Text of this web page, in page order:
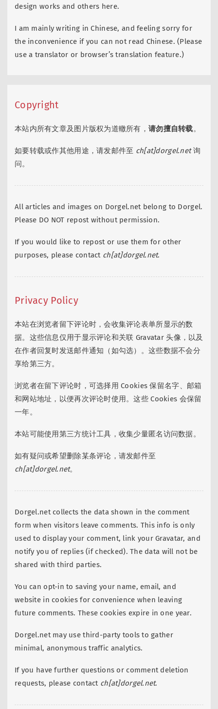
design works and others here.
I am mainly writing in Chinese, and feeling sorry for
the inconvenience if you can not read Chinese. (Please
use a translator or browser’s translation feature.)
Copyright
本站内所有文章及图片版权为道轍所有，请勿擅自转载。
如要转载或作其他用途，请发邮件至 ch[at]dorgel.net询
问。
All articles and images on Dorgel.net belong to Dorgel.
Please DO NOT repost without permission.
If you would like to repost or use them for other
purposes, please contact ch[at]dorgel.net.
Privacy Policy
本站在浏览者留下评论时，会收集评论表单所显示的数
据。这些信息仅用于显示评论和关联 Gravatar 头像，以及
在作者回复时发送邮件通知（如勾选）。这些数据不会分
享给第三方。
浏览者在留下评论时，可选择用 Cookies 保留名字、邮箱
和网站地址，以便再次评论时使用。这些 Cookies 会保留
一年。
本站可能使用第三方统计工具，收集少量匿名访问数据。
如有疑问或希望删除某条评论，请发邮件至
ch[at]dorgel.net。
Dorgel.net collects the data shown in the comment
form when visitors leave comments. This info is only
used to display your comment, link your Gravatar, and
notify you of replies (if checked). The data will not be
shared with third parties.
You can opt-in to saving your name, email, and
website in cookies for convenience when leaving
future comments. These cookies expire in one year.
Dorgel.net may use third-party tools to gather
minimal, anonymous traffic analytics.
If you have further questions or comment deletion
requests, please contact ch[at]dorgel.net.